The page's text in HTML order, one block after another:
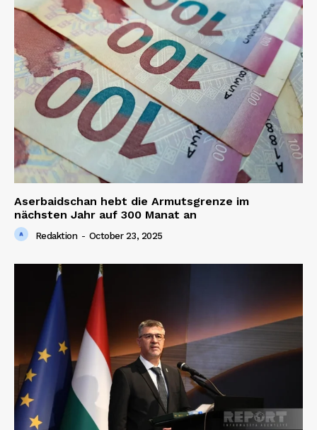
Aserbaidschan hebt die Armutsgrenze im
nächsten Jahr auf 300 Manat an
Redaktion - October 23, 2025